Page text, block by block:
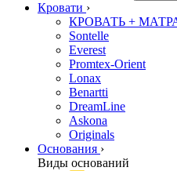
Кровати ›
КРОВАТЬ +
Sontelle
Everest
Promtex-Orient
Lonax
Benartti
DreamLine
Askona
Originals
Основания ›
Виды оснований